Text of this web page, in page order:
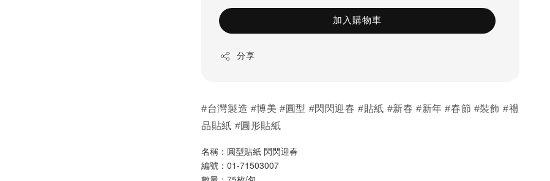
加入購物車
分享
#台灣製造 #博美 #圓型 #閃閃迎春 #貼紙 #新春 #新年 #春節 #裝飾 #禮
品貼紙 #圓形貼紙
名稱：圓型貼紙 閃閃迎春
編號：01-71503007